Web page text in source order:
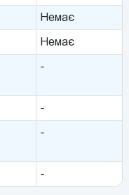
Немає
Немає
-
-
-
-